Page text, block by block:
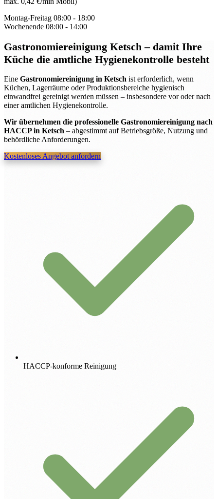
Montag-Freitag 08:00 - 18:00
Wochenende 08:00 - 14:00
Gastronomiereinigung Ketsch– damit Ihre
Küche die amtliche Hygienekontrolle besteht
Eine Gastronomiereinigung in Ketsch ist erforderlich, wenn
Küchen, Lagerräume oder Produktionsbereiche hygienisch
einwandfrei gereinigt werden müssen – insbesondere vor oder nach
einer amtlichen Hygienekontrolle.
Wir übernehmen die professionelle Gastronomiereinigung nach
HACCP in Ketsch – abgestimmt auf Betriebsgröße, Nutzung und
behördliche Anforderungen.
Kostenloses Angebot anfordern
HACCP-konforme Reinigung